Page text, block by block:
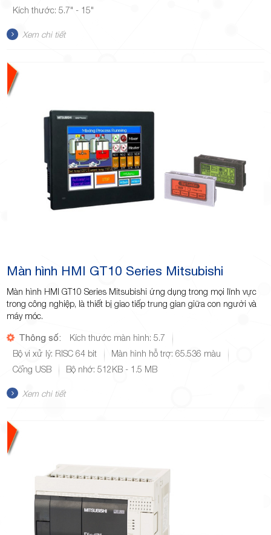
Kích thước: 5.7" - 15"
Xem chi tiết
Màn hình HMI GT10 Series Mitsubishi
Màn hình HMI GT10 Series Mitsubishi ứng dụng trong mọi lĩnh vực
trong công nghiệp, là thiết bị giao tiếp trung gian giữa con người và
máy móc.
Thông số:
Kích thước màn hình: 5.7
Bộ vi xử lý: RISC 64 bit
Màn hình hỗ trợ: 65.536 màu
Cổng USB
Bộ nhớ: 512KB - 1.5 MB
Xem chi tiết